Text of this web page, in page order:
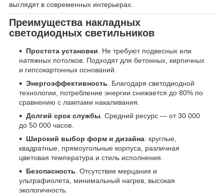
выглядят в современных интерьерах.
Преимущества накладных
светодиодных светильников
Простота установки . Не требуют подвесных или
натяжных потолков. Подходят для бетонных, кирпичных
и гипсокартонных оснований.
Энергоэффективность . Благодаря светодиодной
технологии, потребление энергии снижается до 80% по
сравнению с лампами накаливания.
Долгий срок службы . Средний ресурс — от 30 000
до 50 000 часов.
Широкий выбор форм и дизайна: круглые,
квадратные, прямоугольные корпуса, различная
цветовая температура и стиль исполнения.
Безопасность . Отсутствие мерцания и
ультрафиолета, минимальный нагрев, высокая
экологичность.